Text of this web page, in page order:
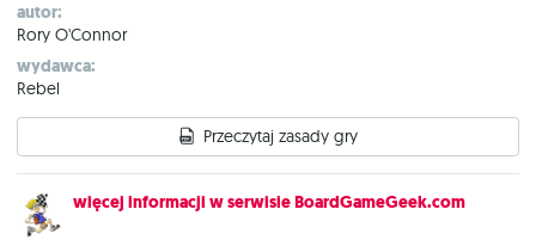
autor:
Rory O'Connor
wydawca:
Rebel
Przeczytaj zasady gry
więcej informacji w serwisie BoardGameGeek.com